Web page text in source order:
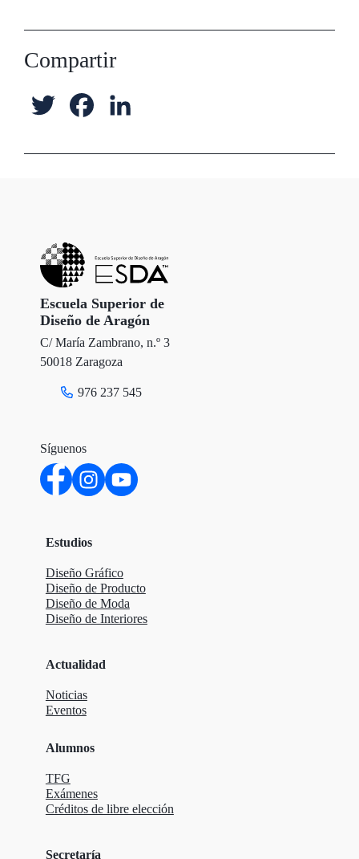
Compartir
e o
o
k
d
n
Escuela Superior de
Diseño de Aragón
C/ María Zambrano, n.º 3
50018 Zaragoza
976 237 545
Síguenos
Estudios
Diseño Gráfico
Diseño de Producto
Diseño de Moda
Diseño de Interiores
Actualidad
Noticias
Eventos
Alumnos
TFG
Exámenes
Créditos de libre elección
Secretaría